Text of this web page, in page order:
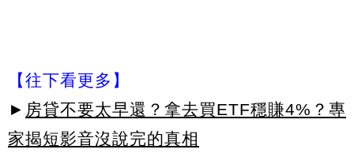
【往下看更多】
► 房貸不要太早還？拿去買ETF穩賺4%？專
家揭短影音沒說完的真相